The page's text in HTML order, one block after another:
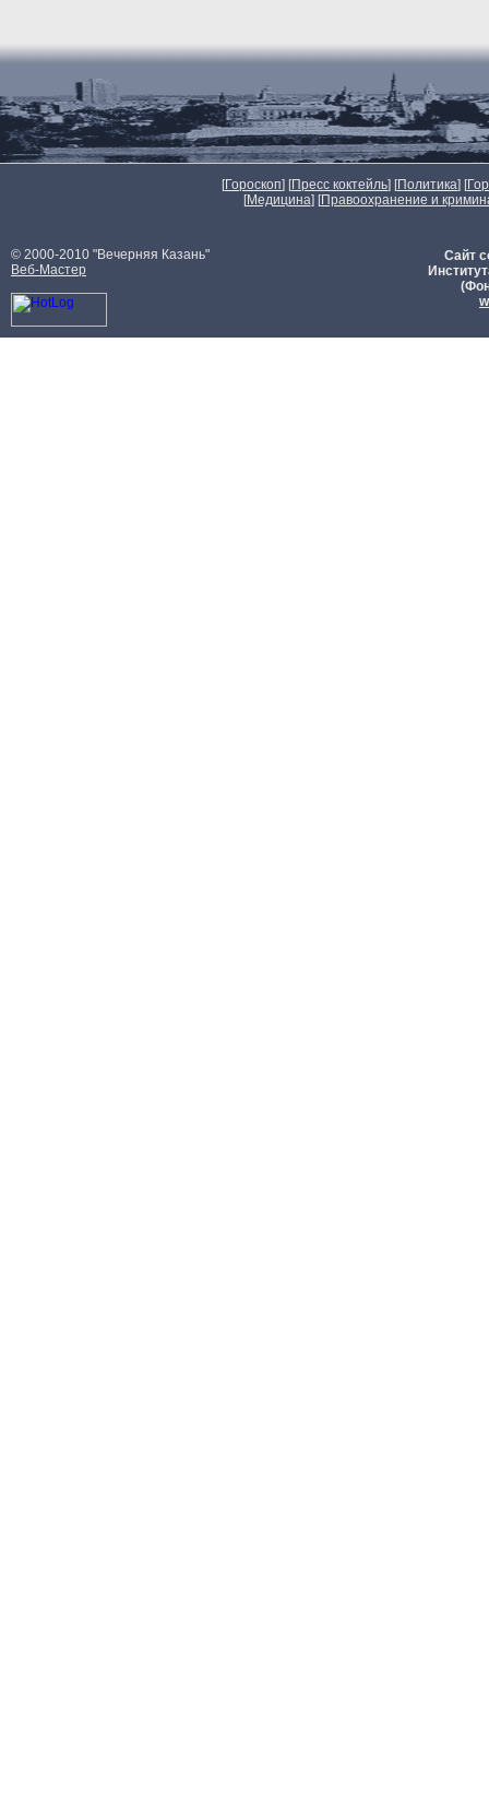
[Гороскоп] [Пресс коктейль] [Политика] [
[Медицина] [Правоохранение и
© 2000-2010 "Вечерняя Казань"
Веб-Мастер
Сайт